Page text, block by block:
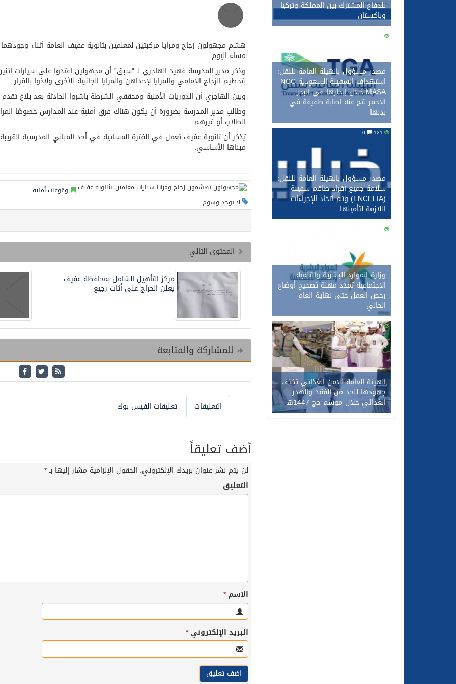
للدفاع المشترك بين المملكة وتركيا
وباكستان
134
مصدر مسؤول بالهيئة العامة للنقل:
استهداف السفينة السعودية NCC
MASA خلال إبحارها في البحر
الأحمر نتج عنه إصابة طفيفة في
بدنها
مصدر مسؤول بالهيئة العامة للنقل:
سلامة جميع أفراد طاقم سفينة
(ENCELIA) وتم اتخاذ الإجراءات
اللازمة لتأمينها
108
وزارة الموارد البشرية والتنمية
الاجتماعية تمدد مهلة تصحيح أوضاع
رخص العمل حتى نهاية العام
الحالي
87
0
الهيئة العامة للأمن الغذائي تكثف
جهودها للحد من الفقد والهدر
الغذائي خلال موسم حج 1447هـ
هشم مجهولون زجاج ومرايا مركبتين لمعلمين بثانوية عفيف العامة أثناء
مساء اليوم.
وذكر مدير المدرسة فهيد الهاجري لـ “سبق” أن مجهولين اعتدوا على سيارات
بتحطيم الزجاج الأمامي والمرايا لإحداهن والمرايا الجانبية للأخرى ولاذوا بالفرار.
وبين الهاجري أن الدوريات الأمنية ومحققي الشرطة باشروا الحادثة بعد بلاغ تقدم
وطالب مدير المدرسة بضرورة أن يكون هناك فرق أمنية عند المدارس خصوصًا
الطلاب أو غيرهم.
يُذكر أن ثانوية عفيف تعمل في الفترة المسائية في أحد المباني المدرسية
مبناها الأساسي.
وقوعات أمنية
لا يوجد وسوم
المحتوى التالي
مركز التأهيل الشامل بمحافظة عفيف
يعلن الحراج على أثاث رجيع
للمشاركة والمتابعة
التعليقات تعليقات الفيس بوك
أضف تعليقاً
لن يتم نشر عنوان بريدك الإلكتروني. الحقول الإلزامية مشار إليها بـ*
التعليق
الاسم*
البريد الإلكتروني*